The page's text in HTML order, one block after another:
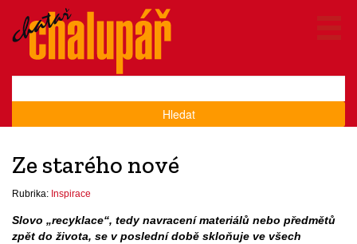
Hledat
Ze starého nové
Rubrika: Inspirace
Slovo „recyklace“, tedy navracení materiálů nebo předmětů
zpět do života, se v poslední době skloňuje ve všech